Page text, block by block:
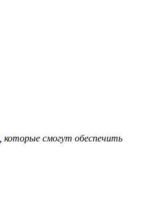
, которые смогут обеспечить